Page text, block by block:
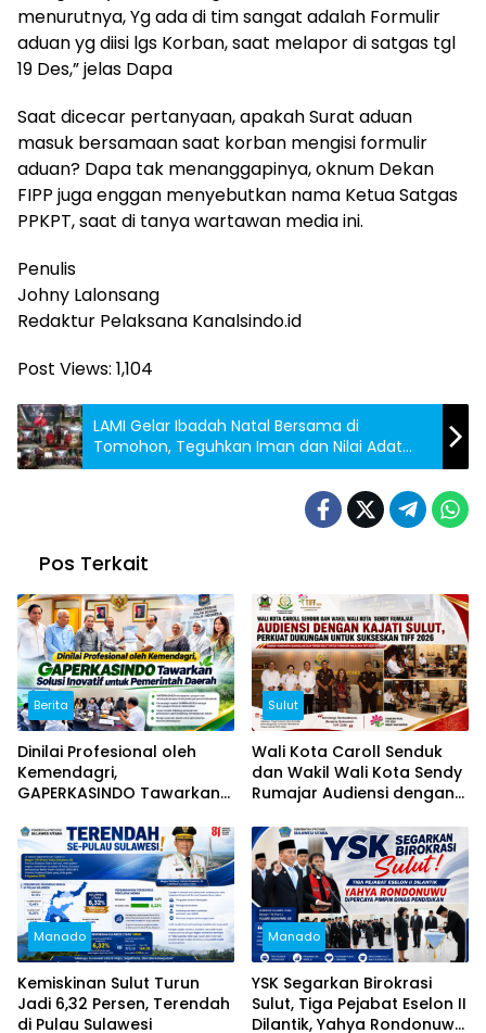
menurutnya, Yg ada di tim sangat adalah Formulir
aduan yg diisi lgs Korban, saat melapor di satgas tgl
19 Des,” jelas Dapa
Saat dicecar pertanyaan, apakah Surat aduan
masuk bersamaan saat korban mengisi formulir
aduan? Dapa tak menanggapinya, oknum Dekan
FIPP juga enggan menyebutkan nama Ketua Satgas
PPKPT, saat di tanya wartawan media ini.
Penulis
Johny Lalonsang
Redaktur Pelaksana Kanalsindo.id
Post Views: 1,104
LAMI Gelar Ibadah Natal Bersama di
Tomohon, Teguhkan Iman dan Nilai Adat
Minahasa
Pos Terkait
Berita
Dinilai Profesional oleh
Kemendagri,
GAPERKASINDO Tawarkan
Pemerintah Daerah
Sulut
Wali Kota Caroll Senduk
dan Wakil Wali Kota Sendy
Rumajar Audiensi dengan
Dukungan untuk Sukseskan
TIFF 2026
Manado
Kemiskinan Sulut Turun
Jadi 6,32 Persen, Terendah
di Pulau Sulawesi
Manado
YSK Segarkan Birokrasi
Sulut, Tiga Pejabat Eselon II
Dilantik, Yahya Rondonuwu